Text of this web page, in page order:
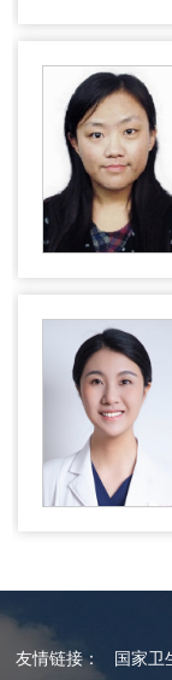
友情链接： 国家卫